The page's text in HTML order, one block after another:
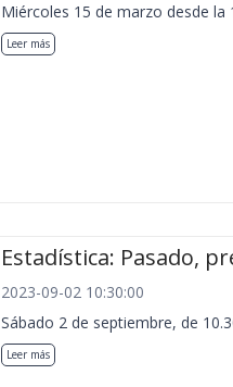
Miércoles 15 de marzo desde la
Leer más
Estadística: Pasado,
2023-09-02 10:30:00
Sábado 2 de septiembre, de
Leer más